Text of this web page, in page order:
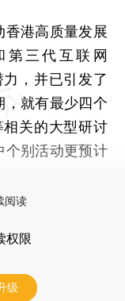
港高质量发展
第三代互联网
力，并已引发了
，就有最少四个
关的大型研讨
个别活动更预计
阅读
权限
级